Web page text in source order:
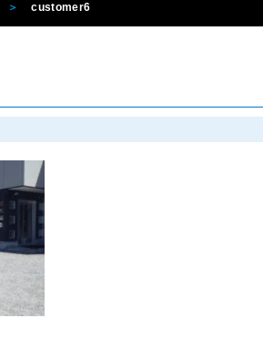
customer6